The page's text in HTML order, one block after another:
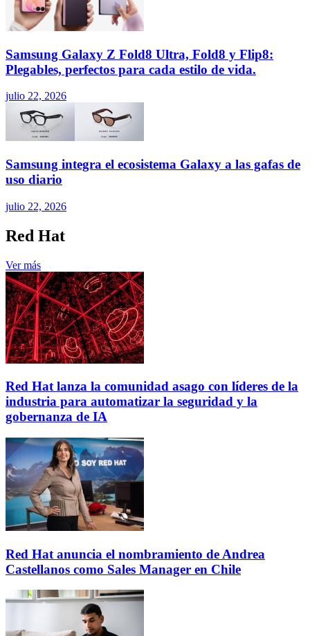
Samsung Galaxy Z Fold8 Ultra, Fold8 y Flip8:
Plegables, perfectos para cada estilo de vida.
julio 22, 2026
Samsung integra el ecosistema Galaxy a las gafas de
uso diario
julio 22, 2026
Red Hat
Ver más
Red Hat lanza la comunidad asago con líderes de la
industria para automatizar la seguridad y la
gobernanza de IA
Red Hat anuncia el nombramiento de Andrea
Castellanos como Sales Manager en Chile